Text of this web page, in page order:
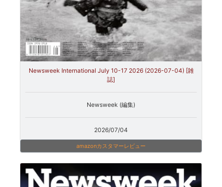
Newsweek International July 10-17 2026 (2026-07-04) [雑
誌]
Newsweek (編集)
2026/07/04
amazonカスタマーレビュー